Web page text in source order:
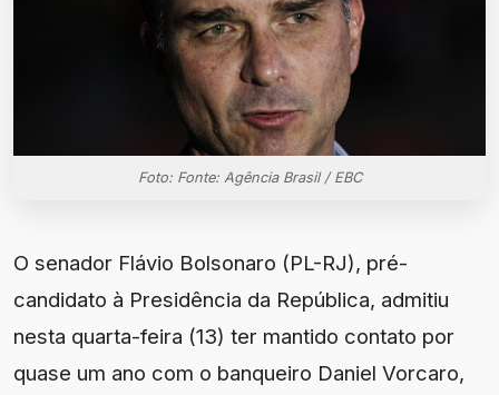
Foto: Fonte: Agência Brasil / EBC
O senador Flávio Bolsonaro (PL-RJ), pré-
candidato à Presidência da República, admitiu
nesta quarta-feira (13) ter mantido contato por
quase um ano com o banqueiro Daniel Vorcaro,